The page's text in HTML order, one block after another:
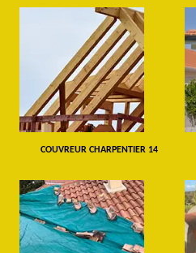
COUVREUR CHARPENTIER 14